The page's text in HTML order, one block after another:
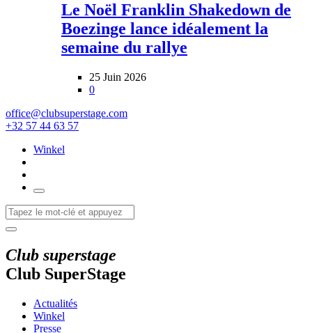
Le Noël Franklin Shakedown de
Boezinge lance idéalement la
semaine du rallye
25 Juin 2026
0
office@clubsuperstage.com
+32 57 44 63 57
Winkel
Club superstage
Club SuperStage
Actualités
Winkel
Presse